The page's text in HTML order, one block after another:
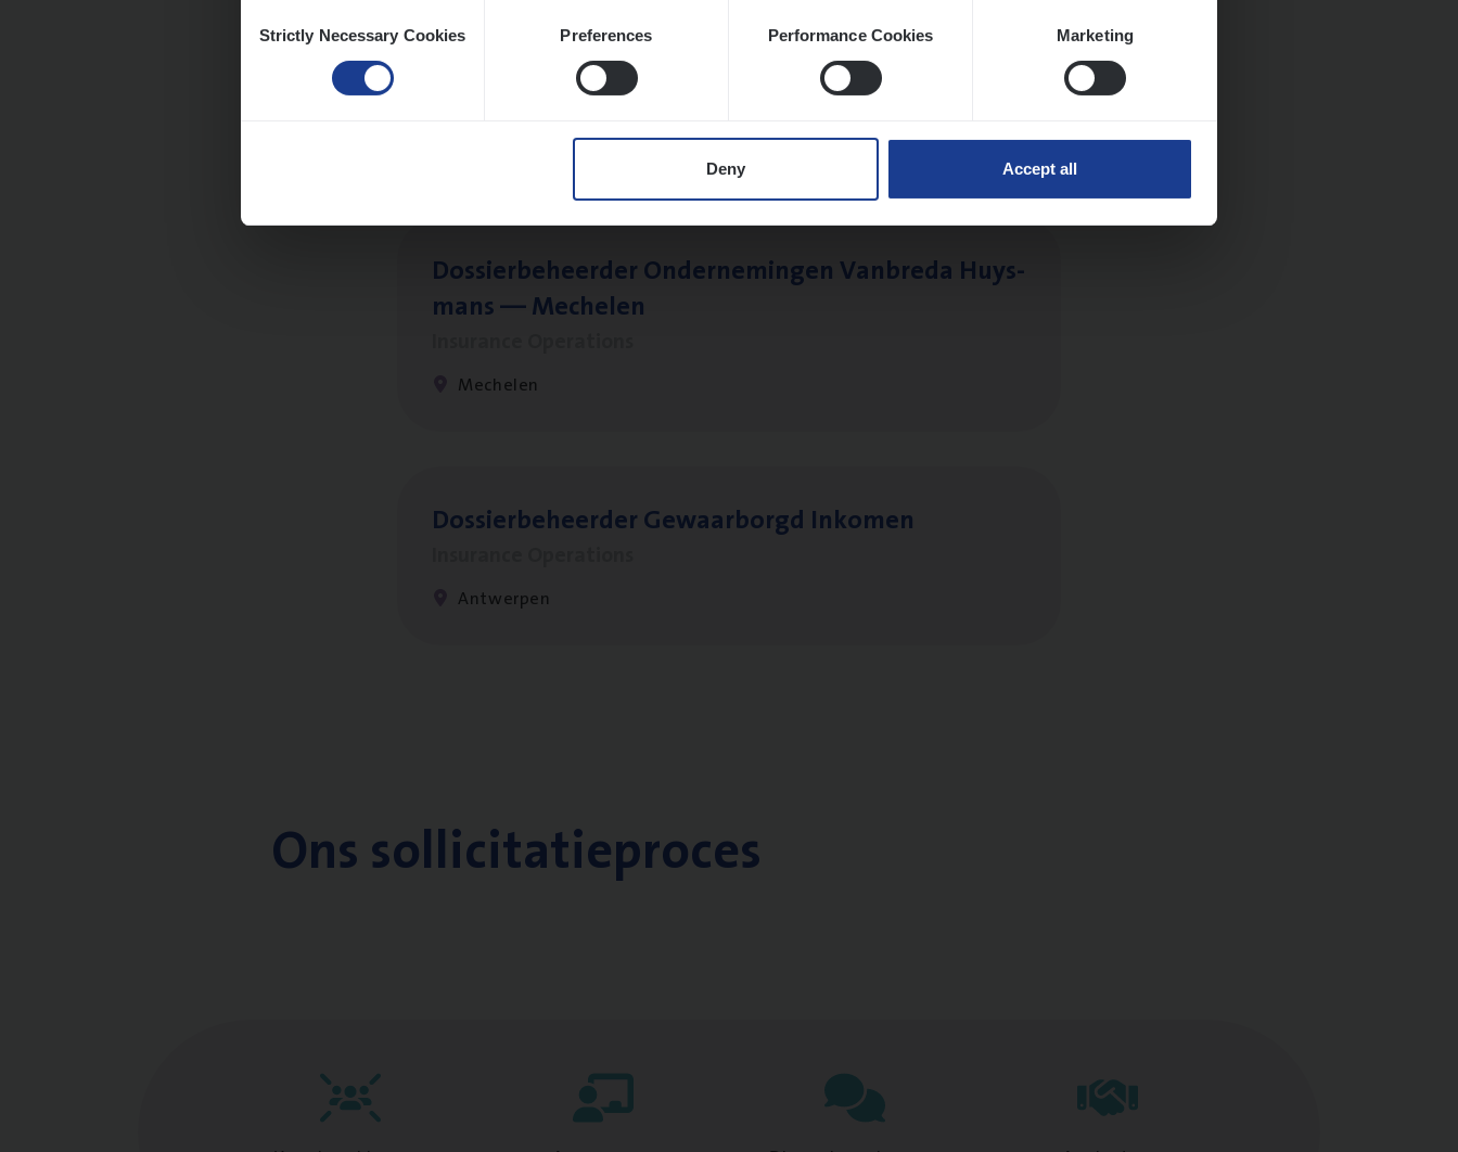
Selection
Strictly Necessary Cookies Preferences Performance Cookies Marketing
Deny Accept all
Dos­sier­be­heer­der Pro­per­ty verzekeringen
Insurance Operations
Antwerpen en Hasselt
Dos­sier­be­heer­der Onder­ne­min­gen Van­b­re­da Huys­
mans — Mechelen
Mechelen
Dos­sier­be­heer­der Gewaar­borgd Inkomen
Antwerpen
Ons sollicitatieproces